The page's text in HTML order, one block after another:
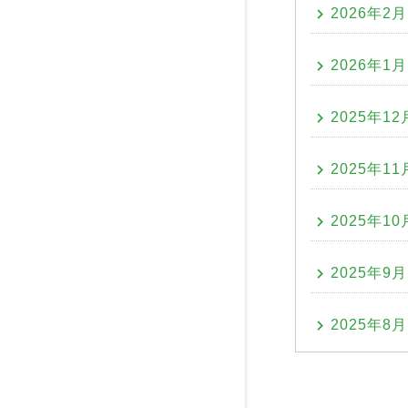
2026年2月
2026年1月
2025年12
2025年11
2025年10
2025年9月
2025年8月